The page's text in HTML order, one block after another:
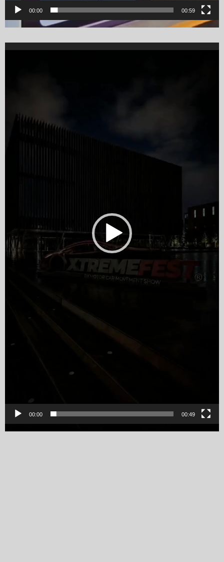
00:00 00:59
Video
00:00 00:49